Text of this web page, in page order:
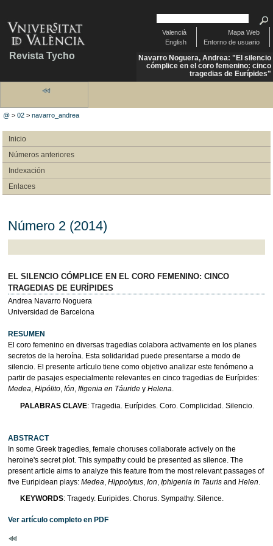
Revista Tycho
Mapa Web
Entorno de usuario
Valencià
English
Navarro Noguera, Andrea: "El silencio
cómplice en el coro femenino: cinco
tragedias de Eurípides"
@ >02 >navarro_andrea
Inicio
Números anteriores
Indexación
Enlaces
Número 2 (2014)
EL SILENCIO CÓMPLICE EN EL CORO FEMENINO: CINCO
TRAGEDIAS DE EURÍPIDES
Andrea Navarro Noguera
Universidad de Barcelona
RESUMEN
El coro femenino en diversas tragedias colabora activamente en los planes
secretos de la heroína. Esta solidaridad puede presentarse a modo de
silencio. El presente artículo tiene como objetivo analizar este fenómeno a
partir de pasajes especialmente relevantes en cinco tragedias de Eurípides:
Medea, Hipólito, Ión, Ifigenia en Táuridey Helena.
PALABRAS CLAVE: Tragedia. Eurípides. Coro. Complicidad. Silencio.
ABSTRACT
In some Greek tragedies, female choruses collaborate actively on the
heroine's secret plot. This sympathy could be presented as silence. The
present article aims to analyze this feature from the most relevant passages of
five Euripidean plays: Medea Hippolytus, Ion Iphigenia in Taurisand Helen
KEYWORDS: Tragedy. Euripides. Chorus. Sympathy. Silence.
Ver artículo completo en PDF